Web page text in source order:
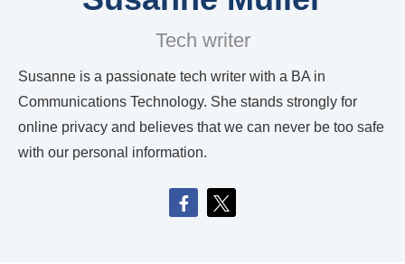
Tech writer
Susanne is a passionate tech writer with a BA in
Communications Technology. She stands strongly for
online privacy and believes that we can never be too safe
with our personal information.